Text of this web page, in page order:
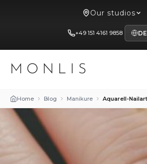
Our studios
+49 151 4161 9858 DE
MONLIS
Home Blog Manikure